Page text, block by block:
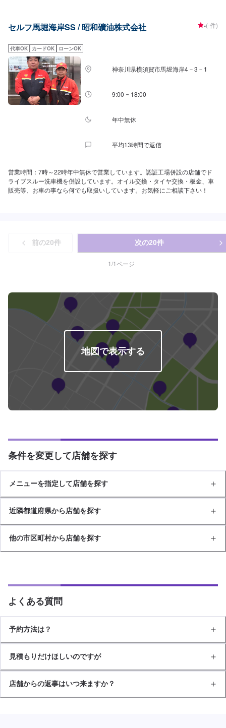
セルフ馬堀海岸SS / 昭和礦油株式会社 -(-件)
代車OK カードOK ローンOK
神奈川県横須賀市馬堀海岸4－3－1
9:00 ~ 18:00
年中無休
平均13時間で返信
営業時間：7時～22時年中無休で営業しています。認証工場併設の店舗でド
ライブスルー洗車機を併設しています。オイル交換・タイヤ交換・板金、車
販売等、お車の事なら何でも取扱いしています。お気軽にご相談下さい！
前の20件 次の20件
1/1ページ
地図で表示する
条件を変更して店舗を探す
メニューを指定して店舗を探す
近隣都道府県から店舗を探す
他の市区町村から店舗を探す
よくある質問
予約方法は？
見積もりだけほしいのですが
店舗からの返事はいつ来ますか？